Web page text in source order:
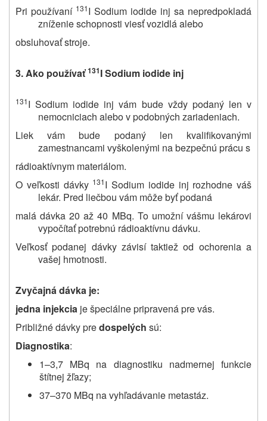
Pri používaní 131I Sodium iodide inj sa nepredpokladá
zníženie schopnosti viesť vozidlá alebo
obsluhovať stroje.
3.Ako používať 131I Sodium iodide inj
131I Sodium iodide inj vám bude vždy podaný len v
nemocniciach alebo v podobných zariadeniach.
Liek vám bude podaný len kvalifikovanými
zamestnancami vyškolenými na bezpečnú prácu s
rádioaktívnym materiálom.
O veľkosti dávky 131I Sodium iodide inj rozhodne váš
lekár. Pred liečbou vám môže byť podaná
malá dávka 20 až 40 MBq. To umožní vášmu lekárovi
vypočítať potrebnú rádioaktívnu dávku.
Veľkosť podanej dávky závisí taktiež od ochorenia a
vašej hmotnosti.
Zvyčajná dávka je:
jedna injekcia je špeciálne pripravená pre vás.
Približné dávky predospelých sú:
Diagnostika:
1–3,7 MBq na diagnostiku nadmernej funkcie
štítnej žľazy;
37–370 MBq na vyhľadávanie metastáz.